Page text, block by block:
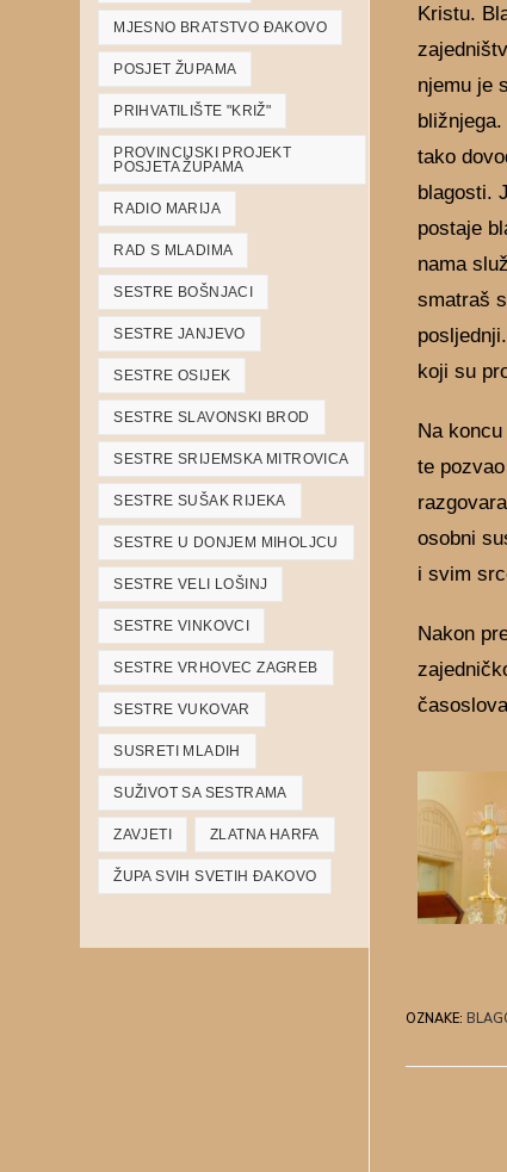
Kristu.
njemu je
tako
blagosti.
postaje
nama
smatraš
koji su
Na
te
osobni
i svim
Nakon
OZNAKE:
MJESNO BRATSTVO ĐAKOVO
POSJET ŽUPAMA
PRIHVATILIŠTE "KRIŽ"
PROVINCIJSKI PROJEKT
POSJETA ŽUPAMA
RADIO MARIJA
RAD S MLADIMA
SESTRE BOŠNJACI
SESTRE JANJEVO
SESTRE OSIJEK
SESTRE SLAVONSKI BROD
SESTRE SRIJEMSKA MITROVICA
SESTRE SUŠAK RIJEKA
SESTRE U DONJEM MIHOLJCU
SESTRE VELI LOŠINJ
SESTRE VINKOVCI
SESTRE VRHOVEC ZAGREB
SESTRE VUKOVAR
SUSRETI MLADIH
SUŽIVOT SA SESTRAMA
ZAVJETI ZLATNA HARFA
ŽUPA SVIH SVETIH ĐAKOVO